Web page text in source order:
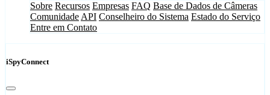
Sobre Recursos Empresas FAQ Base de Dados de Câmeras
Comunidade API Conselheiro do Sistema Estado do Serviço
Entre em Contato
iSpyConnect